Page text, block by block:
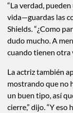
“La verdad,
vida—guardas las
Shields. “¿Como
dudo mucho. A
cuando tienen otra
La actriz también
mostrando que no
un buen tipo, así
cierre,” dijo. “Y eso